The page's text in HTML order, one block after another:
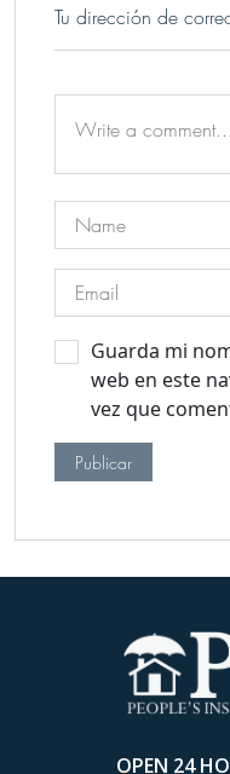
Tu dirección de
Guarda mi
web en este
vez que
OPEN 24